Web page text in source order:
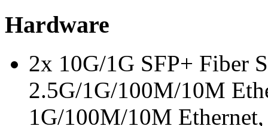
Hardware
2x 10G/1G SFP+ Fiber
2.5G/1G/100M/10M
1G/100M/10M